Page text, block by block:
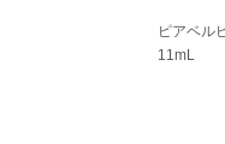
ピアベル
11mL